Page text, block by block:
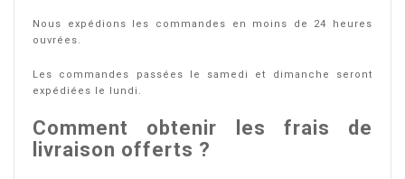
Nous expédions les commandes en moins de 24 heures
ouvrées.
Les commandes passées le samedi et dimanche seront
expédiées le lundi.
Comment obtenir les frais de
livraison offerts ?